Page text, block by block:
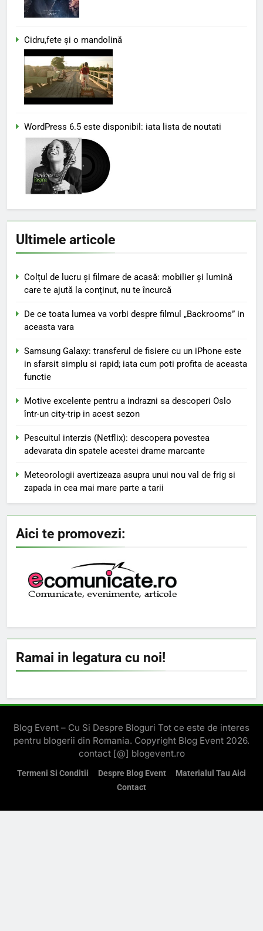
Cidru,fete și o mandolină
WordPress 6.5 este disponibil: iata lista de noutati
Ultimele articole
Colțul de lucru și filmare de acasă: mobilier și lumină
care te ajută la conținut, nu te încurcă
De ce toata lumea va vorbi despre filmul „Backrooms” in
aceasta vara
Samsung Galaxy: transferul de fisiere cu un iPhone este
in sfarsit simplu si rapid; iata cum poti profita de aceasta
functie
Motive excelente pentru a indrazni sa descoperi Oslo
într-un city-trip in acest sezon
Pescuitul interzis (Netflix): descopera povestea
adevarata din spatele acestei drame marcante
Meteorologii avertizeaza asupra unui nou val de frig si
zapada in cea mai mare parte a tarii
Aici te promovezi:
Ramai in legatura cu noi!
Blog Event – Cu Si Despre Bloguri Tot ce este de interes
pentru blogerii din Romania. Copyright Blog Event 2026.
contact [@] blogevent.ro
Termeni Si Conditii Despre Blog Event
Materialul Tau Aici
Contact